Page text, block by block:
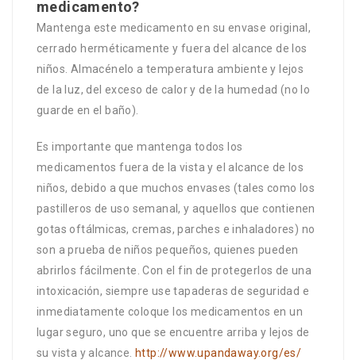
medicamento?
Mantenga este medicamento en su envase original,
cerrado herméticamente y fuera del alcance de los
niños. Almacénelo a temperatura ambiente y lejos
de la luz, del exceso de calor y de la humedad (no lo
guarde en el baño).
Es importante que mantenga todos los
medicamentos fuera de la vista y el alcance de los
niños, debido a que muchos envases (tales como los
pastilleros de uso semanal, y aquellos que contienen
gotas oftálmicas, cremas, parches e inhaladores) no
son a prueba de niños pequeños, quienes pueden
abrirlos fácilmente. Con el fin de protegerlos de una
intoxicación, siempre use tapaderas de seguridad e
inmediatamente coloque los medicamentos en un
lugar seguro, uno que se encuentre arriba y lejos de
su vista y alcance.
http://www.upandaway.org/es/